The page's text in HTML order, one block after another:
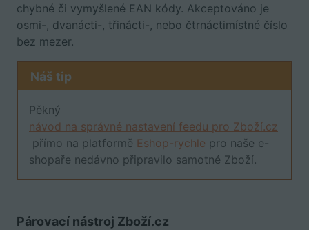
chybné či vymyšlené EAN kódy. Akceptováno je
osmi-, dvanácti-, třinácti-, nebo čtrnáctimístné číslo
bez mezer.
Náš tip
Pěkný
návod na správné nastavení feedu pro Zboží.cz
přímo na platformě Eshop-rychle pro naše e-
shopaře nedávno připravilo samotné Zboží.
Párovací nástroj Zboží.cz